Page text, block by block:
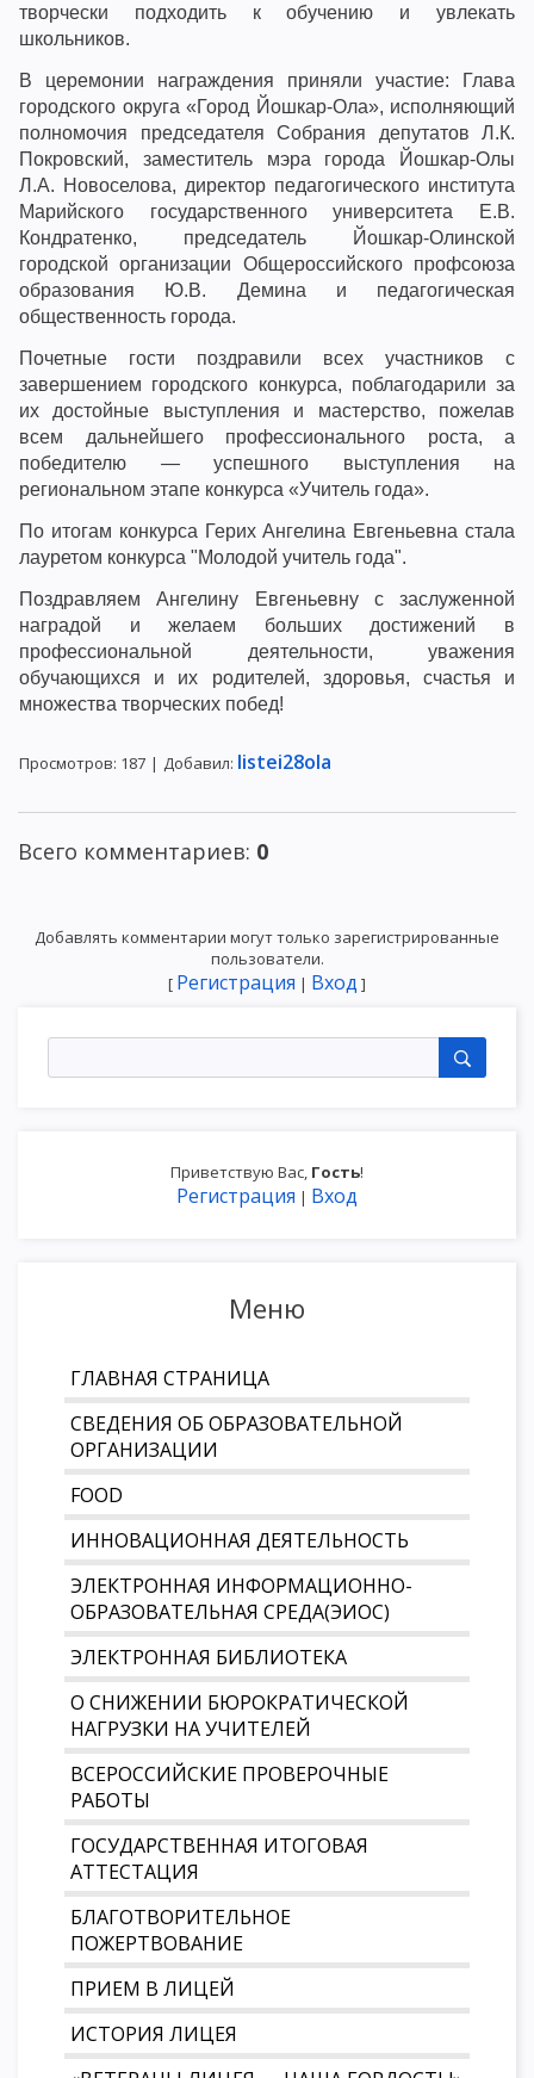
Приветствую Вас, Гость!
Регистрация | Вход
Меню
ГЛАВНАЯ СТРАНИЦА
СВЕДЕНИЯ ОБ ОБРАЗОВАТЕЛЬНОЙ
ОРГАНИЗАЦИИ
FOOD
ИННОВАЦИОННАЯ ДЕЯТЕЛЬНОСТЬ
ЭЛЕКТРОННАЯ ИНФОРМАЦИОННО-
ОБРАЗОВАТЕЛЬНАЯ СРЕДА(ЭИОС)
ЭЛЕКТРОННАЯ БИБЛИОТЕКА
О СНИЖЕНИИ БЮРОКРАТИЧЕСКОЙ
НАГРУЗКИ НА УЧИТЕЛЕЙ
ВСЕРОССИЙСКИЕ ПРОВЕРОЧНЫЕ
РАБОТЫ
ГОСУДАРСТВЕННАЯ ИТОГОВАЯ
АТТЕСТАЦИЯ
БЛАГОТВОРИТЕЛЬНОЕ
ПОЖЕРТВОВАНИЕ
ПРИЕМ В ЛИЦЕЙ
ИСТОРИЯ ЛИЦЕЯ
творчески подходить к обучению и увлекать
школьников.
В церемонии награждения приняли участие: Глава
городского округа «Город Йошкар-Ола», исполняющий
полномочия председателя Собрания депутатов Л.К.
Покровский, заместитель мэра города Йошкар-Олы
Л.А. Новоселова, директор педагогического института
Марийского государственного университета Е.В.
Кондратенко, председатель Йошкар-Олинской
городской организации Общероссийского профсоюза
образования Ю.В. Демина и педагогическая
общественность города.
Почетные гости поздравили всех участников с
завершением городского конкурса, поблагодарили за
их достойные выступления и мастерство, пожелав
всем дальнейшего профессионального роста, а
победителю — успешного выступления на
региональном этапе конкурса «Учитель года».
По итогам конкурса Герих Ангелина Евгеньевна стала
лауретом конкурса "Молодой учитель года".
Поздравляем Ангелину Евгеньевну с заслуженной
наградой и желаем больших достижений в
профессиональной деятельности, уважения
обучающихся и их родителей, здоровья, счастья и
множества творческих побед!
Просмотров: 187 | Добавил: listei28ola
Всего комментариев: 0
Добавлять комментарии могут только зарегистрированные
пользователи.
[ Регистрация | Вход ]